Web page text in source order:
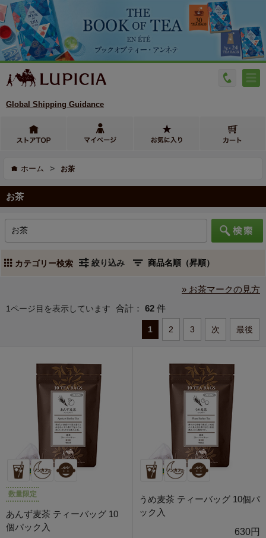
Global Shipping Guidance
ホーム > お茶
お茶
カテゴリー検索 絞り込み
» お茶マークの見方
1ページ目を表示しています 合計： 62 件
1 2 3 次 最後
数量限定
あんず麦茶 ティーバッグ 10
個パック入
うめ麦茶 ティーバッグ 10個パ
ック入
630円